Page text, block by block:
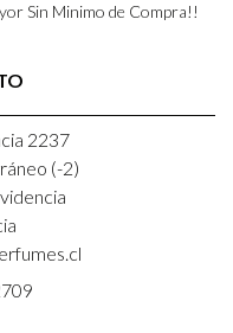
Sin Minimo de Compra!!
2237
(-2)